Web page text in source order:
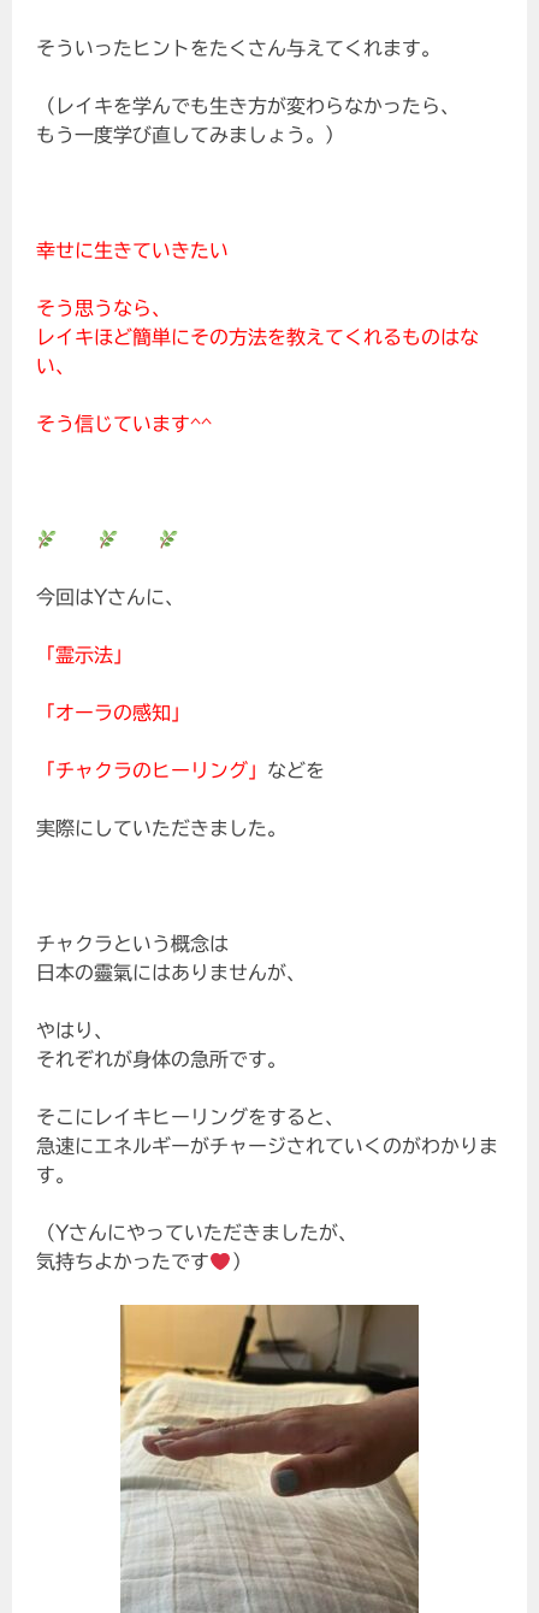
そういったヒントをたくさん与えてくれます。
（レイキを学んでも生き方が変わらなかったら、
もう一度学び直してみましょう。）
幸せに生きていきたい
そう思うなら、
レイキほど簡単にその方法を教えてくれるものはな
い、
そう信じています^^
今回はYさんに、
「霊示法」
「オーラの感知」
「チャクラのヒーリング」 などを
実際にしていただきました。
チャクラという概念は
日本の靈氣にはありませんが、
やはり、
それぞれが身体の急所です。
そこにレイキヒーリングをすると、
急速にエネルギーがチャージされていくのがわかりま
す。
（Yさんにやっていただきましたが、
気持ちよかったです
）